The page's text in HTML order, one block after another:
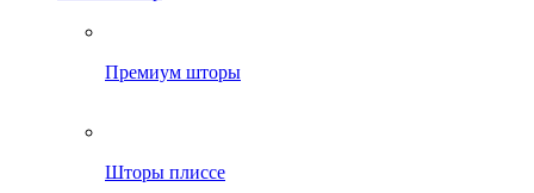
Премиум шторы
Шторы плиссе